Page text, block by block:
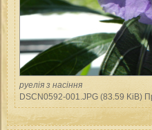
руелія з насіння
DSCN0592-001.JPG (83.59 KiB)